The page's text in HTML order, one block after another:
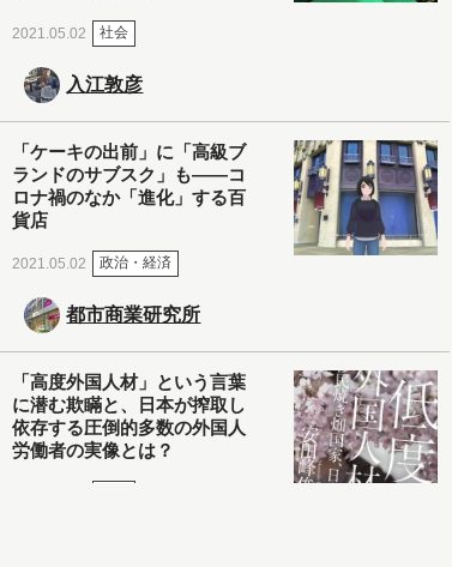
2021.05.02 社会
入江敦彦
「ケーキの出前」に「高級ブ
ランドのサブスク」も――コ
ロナ禍のなか「進化」する百
貨店
2021.05.02 政治・経済
都市商業研究所
「高度外国人材」という言葉
に潜む欺瞞と、日本が搾取し
依存する圧倒的多数の外国人
労働者の実像とは？